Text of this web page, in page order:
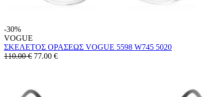
-30%
VOGUE
ΣΚΕΛΕΤΟΣ ΟΡΑΣΕΩΣ VOGUE 5598 W745 5020
110.00 € 77.00 €